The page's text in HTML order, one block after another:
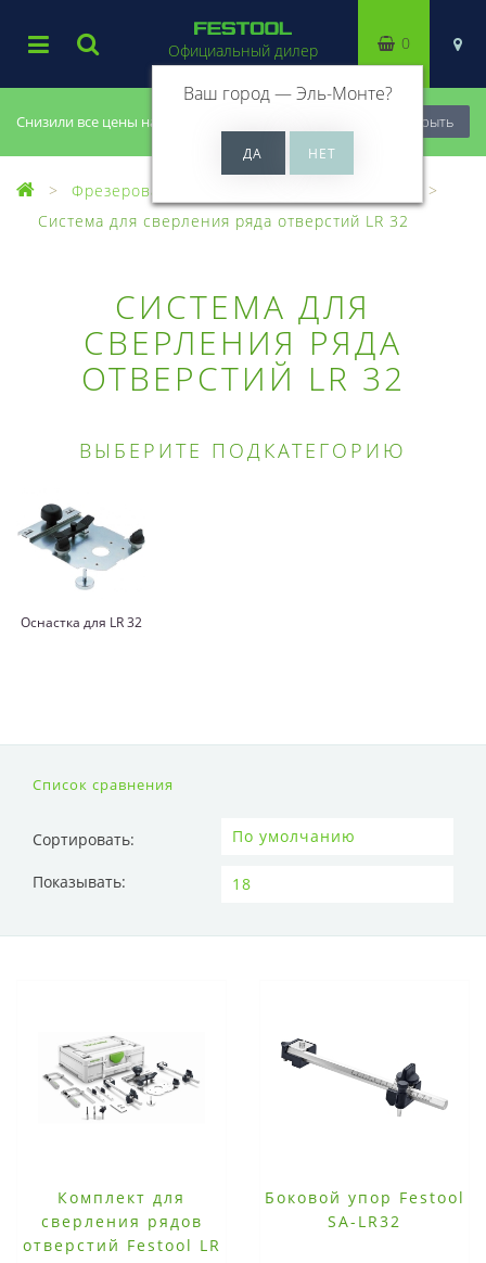
Снизили все цены на 20%, успей купить! Закрыть
Официальный дилер
Ваш город —Эль-Монте?
0
Фрезерование
Система для сверления ряда отверстий LR 32
СИСТЕМА ДЛЯ
СВЕРЛЕНИЯ РЯДА
ОТВЕРСТИЙ LR 32
ВЫБЕРИТЕ ПОДКАТЕГОРИЮ
Оснастка для LR 32
Список сравнения
Сортировать:
Показывать:
Комплект для
сверления рядов
отверстий Festool LR
Боковой упор Festool
SA-LR32